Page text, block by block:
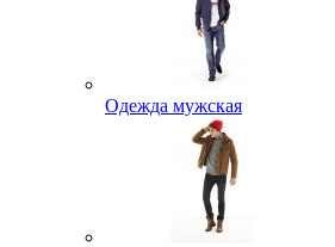
Одежда мужская